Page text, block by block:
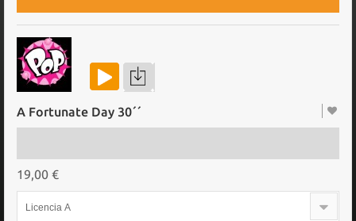
A Fortunate Day 30´´
19,00 €
Licencia A